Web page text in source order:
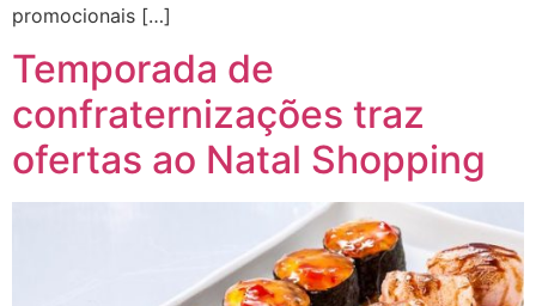
promocionais […]
Temporada de
confraternizações traz
ofertas ao Natal Shopping